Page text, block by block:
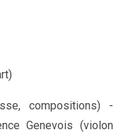
compositions) -
Genevois (violon